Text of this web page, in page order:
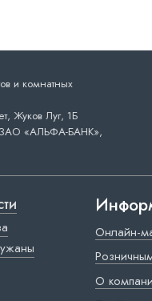
и комнатных
Жуков Луг, 1Б
ЗАО «АЛЬФА-БАНК»,
Онлайн-
О